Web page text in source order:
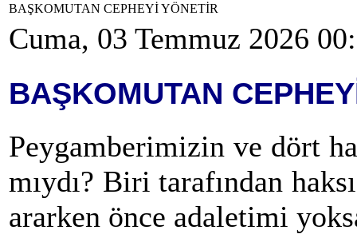
BAŞKOMUTAN CEPHEYİ YÖNETİR
Cuma, 03 Temmuz 2026
BAŞKOMUTAN
Peygamberimizin ve dört
mıydı? Biri tarafından
ararken önce adaletimi